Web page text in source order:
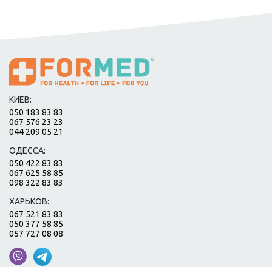
КИЕВ:
050 183 83 83
067 576 23 23
044 209 05 21
ОДЕССА:
050 422 83 83
067 625 58 85
098 322 83 83
ХАРЬКОВ:
067 521 83 83
050 377 58 85
057 727 08 08